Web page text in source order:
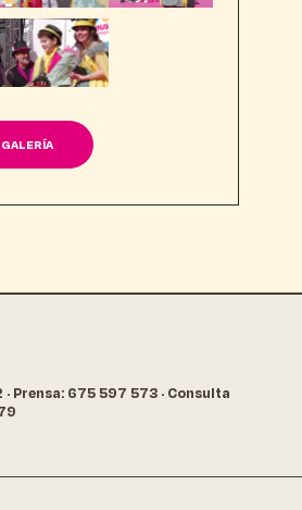
· Prensa: 675 597 573 · Consulta